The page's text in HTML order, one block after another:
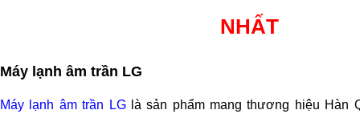
NHẤT
Máy lạnh âm trần LG
Máy lạnh âm trần LGlà sản phẩm mang thương hiệu Hàn